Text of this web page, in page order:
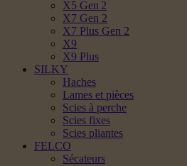
X5 Gen 2
X7 Gen 2
X7 Plus Gen 2
X9
X9 Plus
SILKY
Haches
Lames et pièces
Scies à perche
Scies fixes
Scies pliantes
FELCO
Sécateurs